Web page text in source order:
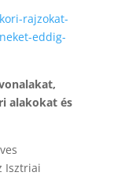
rajzokat-
eddig-
alakokat és
Isztriai